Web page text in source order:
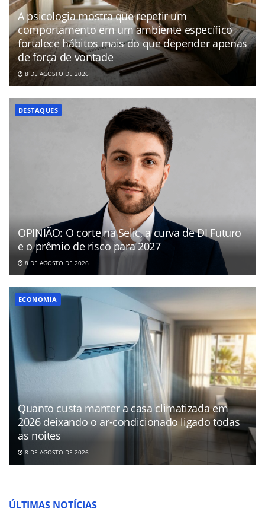
A psicologia mostra que repetir um
comportamento em um ambiente específico
fortalece hábitos mais do que depender apenas
de força de vontade
8 DE AGOSTO DE 2026
DESTAQUES
OPINIÃO: O corte na Selic, a curva de DI Futuro
e o prêmio de risco para 2027
8 DE AGOSTO DE 2026
ECONOMIA
Quanto custa manter a casa climatizada em
2026 deixando o ar-condicionado ligado todas
as noites
8 DE AGOSTO DE 2026
ÚLTIMAS NOTÍCIAS